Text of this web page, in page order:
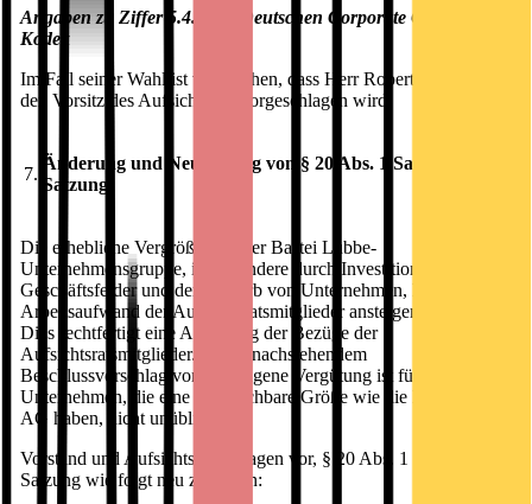
Angaben zu Ziffer 5.4.3 des Deutschen Corporate Governance
Kodex
Im Fall seiner Wahl ist vorgesehen, dass Herr Robert Stein für
den Vorsitz des Aufsichtsrats vorgeschlagen wird.
7.
Änderung und Neufassung von § 20 Abs. 1 Satz 1 der
Satzung
Die erhebliche Vergrößerung der Bastei Lübbe-
Unternehmensgruppe, insbesondere durch Investitionen in neue
Geschäftsfelder und den Erwerb von Unternehmen, hat den
Arbeitsaufwand der Aufsichtsratsmitglieder ansteigen lassen.
Dies rechtfertigt eine Anhebung der Bezüge der
Aufsichtsratsmitglieder. Die in nachstehendem
Beschlussvorschlag vorgeschlagene Vergütung ist für
Unternehmen, die eine vergleichbare Größe wie die Bastei Lübbe
AG haben, nicht unüblich.
Vorstand und Aufsichtsrat schlagen vor, § 20 Abs. 1 Satz 1 der
Satzung wie folgt neu zu fassen: